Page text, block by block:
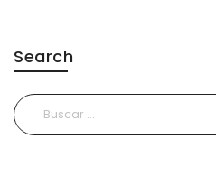
Search
Buscar: